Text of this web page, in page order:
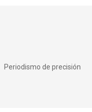
Periodismo de precisión